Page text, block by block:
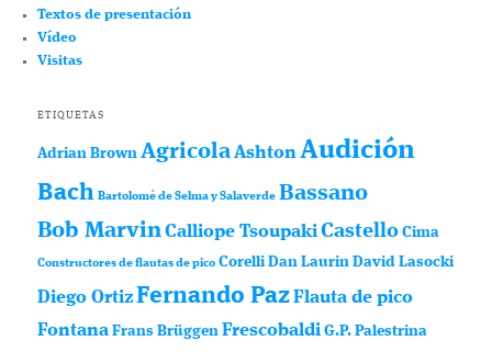
Textos de presentación
Vídeo
Visitas
ETIQUETAS
Adrian Brown AgricolaAshtonAudición
Bach Bartolomé de Selma y Salaverde Bassano
Bob MarvinCalliope TsoupakiCastello Cima
Constructores de flautas de pico Corelli Dan Laurin David Lasocki
Diego OrtizFernando PazFlauta de pico
Fontana Frans Brüggen Frescobaldi G.P. Palestrina